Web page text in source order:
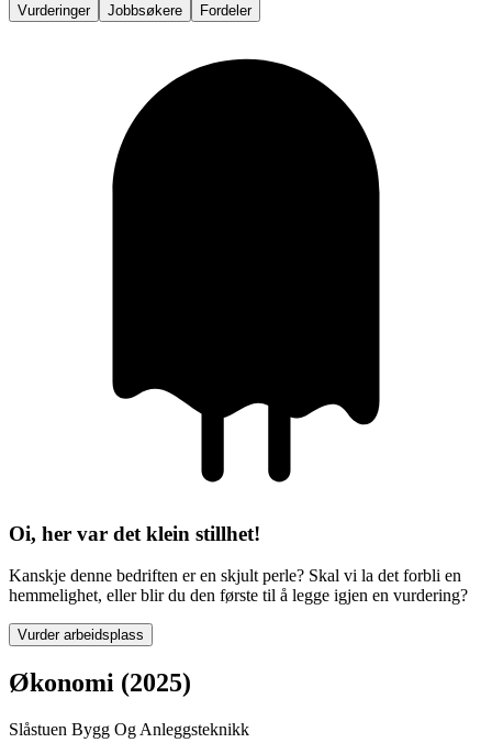
Vurderinger Jobbsøkere Fordeler
Oi, her var det klein stillhet!
Kanskje denne bedriften er en skjult perle? Skal vi la det forbli en
hemmelighet, eller blir du den første til å legge igjen en vurdering?
Vurder arbeidsplass
Økonomi (2025)
Slåstuen Bygg Og Anleggsteknikk